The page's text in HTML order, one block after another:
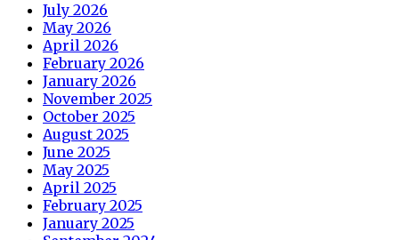
July 2026
May 2026
April 2026
February 2026
January 2026
November 2025
October 2025
August 2025
June 2025
May 2025
April 2025
February 2025
January 2025